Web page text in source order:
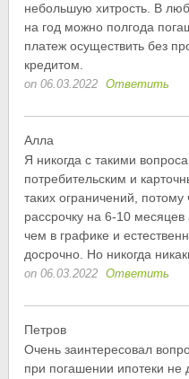
небольшую хитрость. В
на год можно полгода
платеж осуществить без
кредитом.
on 06.03.2022 Ответить
Алла
Я никогда с такими
потребительским и
таких ограничений,
рассрочку на 6-10
чем в графике и
досрочно. Но никогда
on 06.03.2022 Ответить
Петров
Очень заинтересовал
при погашении ипотеки не